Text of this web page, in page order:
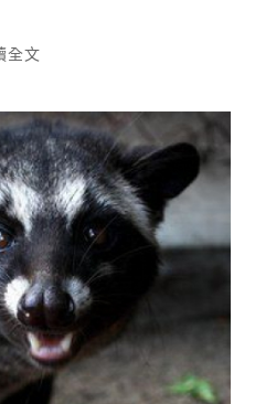
全文